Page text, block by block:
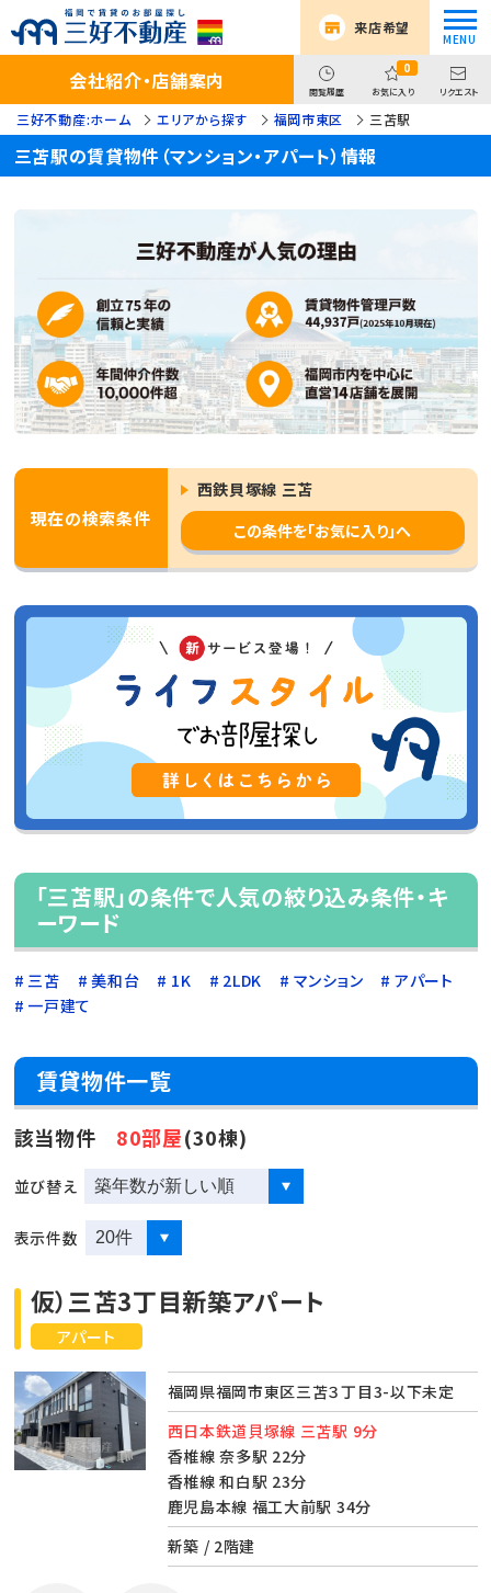
来店希望
会社紹介・店舗案内 閲覧履歴
0
お気に入り リクエスト
三好不動産:ホーム エリアから探す 福岡市東区 三苫駅
三苫駅の賃貸物件（マンション・アパート）情報
現在の検索条件
西鉄貝塚線 三苫
この条件を「お気に入り」へ
「三苫駅」の条件で人気の絞り込み条件・キ
ーワード
三苫 美和台 1K 2LDK マンション
アパート
一戸建て
賃貸物件一覧
該当物件 80部屋(30棟)
並び替え
表示件数
アパート
仮）三苫3丁目新築アパート
福岡県福岡市東区三苫３丁目3-以下未定
西日本鉄道貝塚線 三苫駅 9分
香椎線 奈多駅 22分
香椎線 和白駅 23分
鹿児島本線 福工大前駅 34分
新築 / 2階建